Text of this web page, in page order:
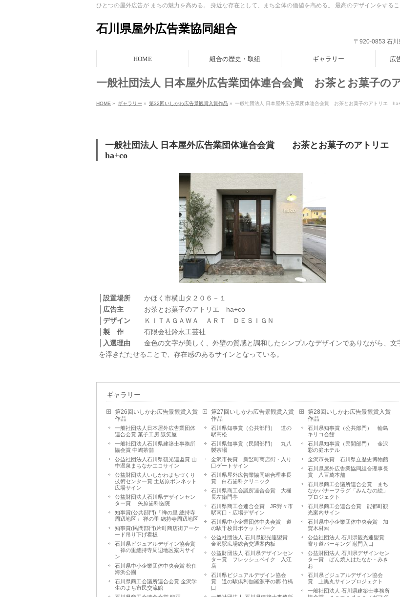
ひとつの屋外広告が まちの魅力を高める。 身近な存在として、まち全体の価値を高める。 最高のデザインをするこ
石川県屋外広告業協同組合
〒920-0853 石
HOME 組合の歴史・取組 ギャラリー 広
一般社団法人 日本屋外広告業団体連合会賞 お茶とお菓子の
HOME » ギャラリー » 第32回いしかわ広告景観賞入賞作品 » 一般社団法人 日本屋外広告業団体連合会賞 お茶とお菓子のアトリエ
一般社団法人 日本屋外広告業団体連合会賞 お茶とお菓子のアトリエ
ha+co
│設置場所 かほく市横山タ２０６－１
│広告主
お茶とお菓子のアトリエ ha+co
│デザイン ＫＩＴＡＧＡＷＡ ＡＲＴ ＤＥＳＩＧＮ
│製 作 有限会社鈴永工芸社
│入選理由 金色の文字が美しく、外壁の質感と調和したシンプルなデザインでありながら、文
を浮きだたせることで、存在感のあるサインとなっている。
ギャラリー
第26回いしかわ広告景観賞入賞
作品
一般社団法人日本屋外広告業団体
連合会賞 菓子工房 談笑屋
一般社団法人石川県建築士事務所
協会賞 中嶋茶舗
公益社団法人石川県観光連盟賞 山
中温泉まちなかエコサイン
公益財団法人いしかわまちづくり
技術センター賞 土居原ボンネット
広場サイン
公益財団法人石川県デザインセン
ター賞 矢原歯科医院
知事賞(公共部門)「禅の里 總持寺
周辺地区」 禅の里 總持寺周辺地区
知事賞(民間部門)片町商店街アーケ
ード吊り下げ看板
石川県ビジュアルデザイン協会賞
禅の里總持寺周辺地区案内サイ
ン
石川県中小企業団体中央会賞 松任
海浜公園
石川県商工会議所連合会賞 金沢学
生のまち市民交流館
第27回いしかわ広告景観賞入賞
作品
石川県知事賞（公共部門） 道の
駅高松
石川県知事賞（民間部門） 丸八
製茶場
金沢市長賞 新竪町商店街・入り
口ゲートサイン
石川県屋外広告業協同組合理事長
賞 白石歯科クリニック
石川県商工会議所連合会賞 大樋
長左衛門亭
石川県商工会連合会賞 JR野々市
駅南口・広場デザイン
石川県中小企業団体中央会賞 道
の駅千枚田ポケットパーク
公益社団法人 石川県観光連盟賞
金沢駅広場総合交通案内板
公益財団法人 石川県デザインセン
ター賞 フレッシュベイク 入江
店
石川県ビジュアルデザイン協会
賞 道の駅倶利伽羅源平の郷 竹橋
口
第28回いしかわ広告景観賞入賞
作品
石川県知事賞（公共部門） 輪島
キリコ会館
石川県知事賞（民間部門） 金沢
彩の庭ホテル
金沢市長賞 石川県立歴史博物館
石川県屋外広告業協同組合理事長
賞 八百萬本舗
石川県商工会議所連合会賞 まち
なかバナーフラグ「みんなの絵」
プロジェクト
石川県商工会連合会賞 能都町観
光案内サイン
石川県中小企業団体中央会賞 加
賀木材㈱
公益社団法人 石川県観光連盟賞
寄り道パーキング 巌門入口
公益財団法人 石川県デザインセン
ター賞 ぱん焼人はたなか・みき
お
石川県ビジュアルデザイン協会
賞 上黒丸サインプロジェクト
一般社団法人 石川県建築士事務所